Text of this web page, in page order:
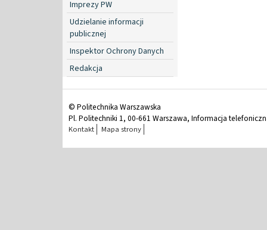
Imprezy PW
Udzielanie informacji
publicznej
Inspektor Ochrony Danych
Redakcja
© Politechnika Warszawska
Pl. Politechniki 1, 00-661 Warszawa, Informacja
Kontakt Mapa strony